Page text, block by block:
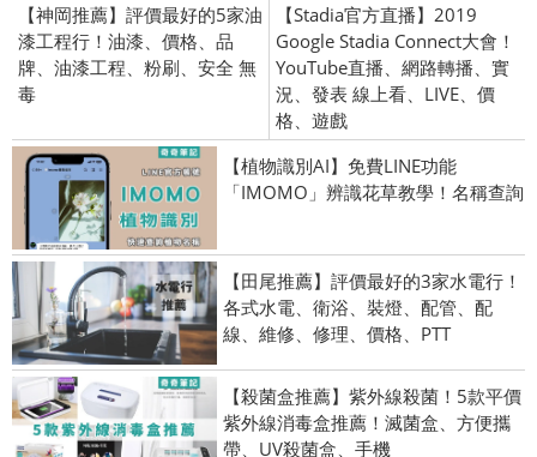
【神岡推薦】評價最好的5家油
漆工程行！油漆、價格、品
牌、油漆工程、粉刷、安全 無
毒
【Stadia官方直播】2019
Google Stadia Connect大會！
YouTube直播、網路轉播、實
況、發表 線上看、LIVE、價
格、遊戲
【植物識別AI】免費LINE功能
「IMOMO」辨識花草教學！名稱查詢
【田尾推薦】評價最好的3家水電行！
各式水電、衛浴、裝燈、配管、配
線、維修、修理、價格、PTT
【殺菌盒推薦】紫外線殺菌！5款平價
紫外線消毒盒推薦！滅菌盒、方便攜
帶、UV殺菌盒、手機